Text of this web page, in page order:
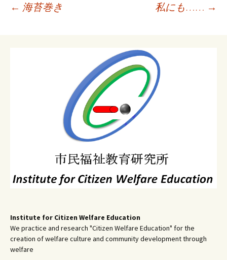
← 海苔巻き 私にも…… →
Institute for Citizen Welfare Education
We practice and research "Citizen Welfare Education" for the
creation of welfare culture and community development through
welfare